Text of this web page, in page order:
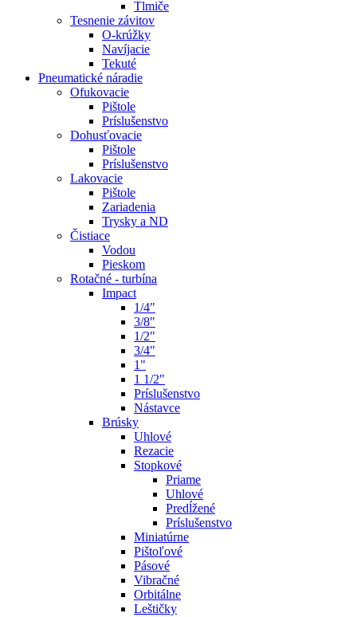
Tlmiče
Tesnenie závitov
O-krúžky
Navíjacie
Tekuté
Pneumatické náradie
Ofukovacie
Pištole
Príslušenstvo
Dohusťovacie
Pištole
Príslušenstvo
Lakovacie
Pištole
Zariadenia
Trysky a ND
Čistiace
Vodou
Pieskom
Rotačné - turbína
Impact
1/4"
3/8"
1/2"
3/4"
1"
1 1/2"
Príslušenstvo
Nástavce
Brúsky
Uhlové
Rezacie
Stopkové
Priame
Uhlové
Predĺžené
Príslušenstvo
Miniatúrne
Pištoľové
Pásové
Vibračné
Orbitálne
Leštičky